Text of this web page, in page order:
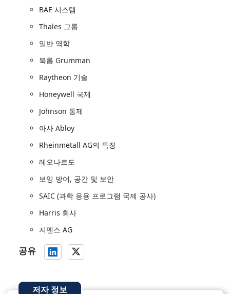
BAE 시스템
Thales 그룹
일반 역학
북롭 Grumman
Raytheon 기술
Honeywell 국제
Johnson 통제
아사 Abloy
Rheinmetall AG의 특징
레오나르도
보잉 방어, 공간 및 보안
SAIC (과학 응용 프로그램 국제 공사)
Harris 회사
지멘스 AG
공유
저자 정보